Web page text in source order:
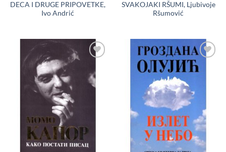
DECA I DRUGE PRIPOVETKE,
Ivo Andrić
SVAKOJAKI RŠUMI, Ljubivoje
Ršumović
u
Listu
želja
Dodaj